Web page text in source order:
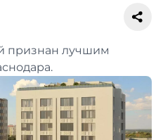
признан лучшим